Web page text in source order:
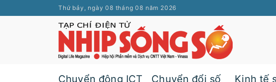
Thứ bảy, ngày 08 tháng 08 năm 2026
Chuyển động ICT Chuyển đổi số Kinh tế